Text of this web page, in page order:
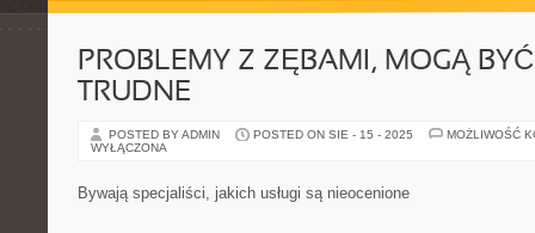
PROBLEMY Z ZĘBAMI, MOGĄ
TRUDNE
POSTED BY ADMIN POSTED ON SIE - 15 - 2025
MOŻLIWOŚĆ
WYŁĄCZONA
Bywają specjaliści, jakich usługi są nieocenione